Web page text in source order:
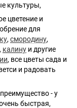
культуры,
цветение и
для
, смородину,
, калину и другие
, все цветы сада и
и радовать
- у
быстрая,